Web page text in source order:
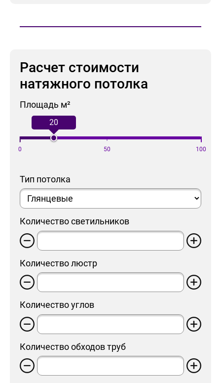
Расчет стоимости
натяжного потолка
Площадь м²
20
0 50 100
Тип потолка
Количество светильников
Количество люстр
Количество углов
Количество обходов труб